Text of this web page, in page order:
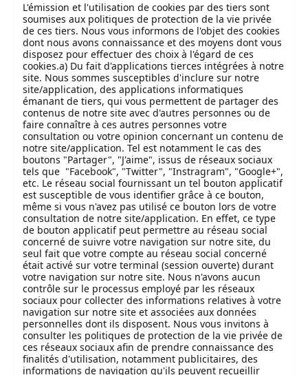
L'émission et l'utilisation de cookies par des tiers sont
soumises aux politiques de protection de la vie privée
de ces tiers. Nous vous informons de l'objet des cookies
dont nous avons connaissance et des moyens dont vous
disposez pour effectuer des choix à l'égard de ces
cookies.a) Du fait d'applications tierces intégrées à notre
site. Nous sommes susceptibles d'inclure sur notre
site/application, des applications informatiques
émanant de tiers, qui vous permettent de partager des
contenus de notre site avec d'autres personnes ou de
faire connaître à ces autres personnes votre
consultation ou votre opinion concernant un contenu de
notre site/application. Tel est notamment le cas des
boutons "Partager", "J'aime", issus de réseaux sociaux
tels que "Facebook", "Twitter", "Instragram", "Google+",
etc. Le réseau social fournissant un tel bouton applicatif
est susceptible de vous identifier grâce à ce bouton,
même si vous n'avez pas utilisé ce bouton lors de votre
consultation de notre site/application. En effet, ce type
de bouton applicatif peut permettre au réseau social
concerné de suivre votre navigation sur notre site, du
seul fait que votre compte au réseau social concerné
était activé sur votre terminal (session ouverte) durant
votre navigation sur notre site. Nous n'avons aucun
contrôle sur le processus employé par les réseaux
sociaux pour collecter des informations relatives à votre
navigation sur notre site et associées aux données
personnelles dont ils disposent. Nous vous invitons à
consulter les politiques de protection de la vie privée de
ces réseaux sociaux afin de prendre connaissance des
finalités d'utilisation, notamment publicitaires, des
informations de navigation qu'ils peuvent recueillir